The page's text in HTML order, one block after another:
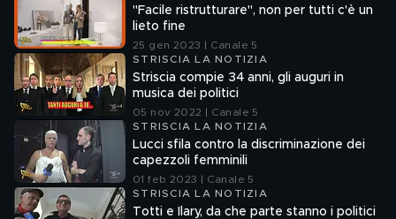
"Facile ristrutturare", non per tutti c'è un
lieto fine
25 gen 2023 | Canale 5
STRISCIA LA NOTIZIA
Striscia compie 34 anni, gli auguri in
musica dei politici
05 nov 2022 | Canale 5
STRISCIA LA NOTIZIA
Lucci sfila contro la discriminazione dei
capezzoli femminili
01 feb 2023 | Canale 5
STRISCIA LA NOTIZIA
Totti e Ilary, da che parte stanno i politici